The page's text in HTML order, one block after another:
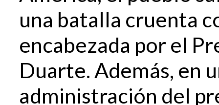
una batalla cruenta
encabezada por el
Duarte. Además, en
administración del